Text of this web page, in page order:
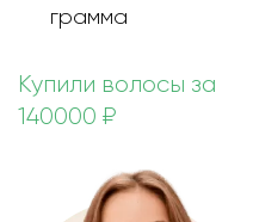
грамма
Купили волосы за
140000 ₽